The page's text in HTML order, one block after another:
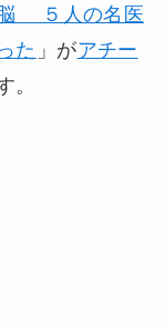
５人の名医
た 」がアチー
。